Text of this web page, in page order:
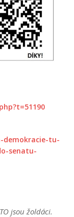
demokracie-tu-
senatu-
jsou žoldáci.